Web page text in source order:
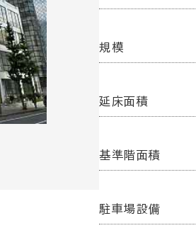
規模
延床面積
基準階面積
駐車場設備